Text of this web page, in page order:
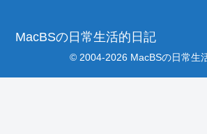
MacBSの日常生活的日記
© 2004-2026 MacBSの日常生